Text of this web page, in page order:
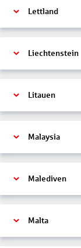
Lettland
Liechtenstein
Litauen
Malaysia
Malediven
Malta